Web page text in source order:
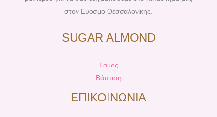
στον Εύοσμο Θεσσαλονίκης.
SUGAR ALMOND
Γαμος
Βάπτιση
ΕΠΙΚΟΙΝΩΝΙΑ